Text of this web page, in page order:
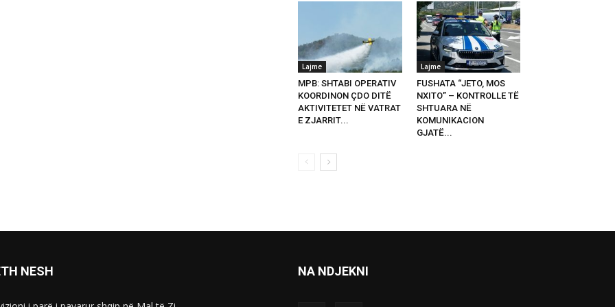
Lajme
MPB: SHTABI OPERATIV
KOORDINON ÇDO DITË
AKTIVITETET NË VATRAT
E ZJARRIT...
Lajme
FUSHATA “JETO, MOS
NXITO” – KONTROLLE TË
SHTUARA NË
KOMUNIKACION
GJATË...
NESH NA NDJEKNI